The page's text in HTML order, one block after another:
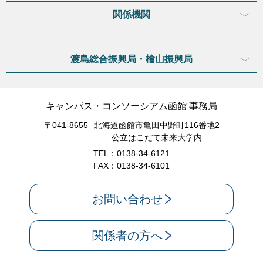
関係機関
渡島総合振興局・檜山振興局
キャンパス・コンソーシアム函館 事務局
〒041-8655
北海道函館市亀田中野町116番地2
公立はこだて未来大学内
TEL：0138-34-6121
FAX：0138-34-6101
お問い合わせ
関係者の方へ